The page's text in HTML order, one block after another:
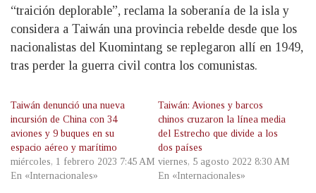
“traición deplorable”, reclama la soberanía de la isla y
considera a Taiwán una provincia rebelde desde que los
nacionalistas del Kuomintang se replegaron allí en 1949,
tras perder la guerra civil contra los comunistas.
Taiwán denunció una nueva
incursión de China con 34
aviones y 9 buques en su
espacio aéreo y marítimo
miércoles, 1 febrero 2023 7:45 AM
En «Internacionales»
Taiwán: Aviones y barcos
chinos cruzaron la línea media
del Estrecho que divide a los
dos países
viernes, 5 agosto 2022 8:30 AM
En «Internacionales»